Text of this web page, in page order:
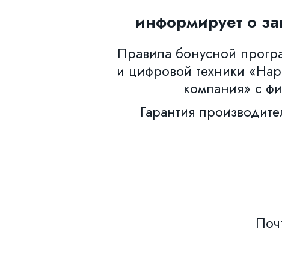
информирует о
Правила бонусной
и цифровой техники
компания» с
Гарантия